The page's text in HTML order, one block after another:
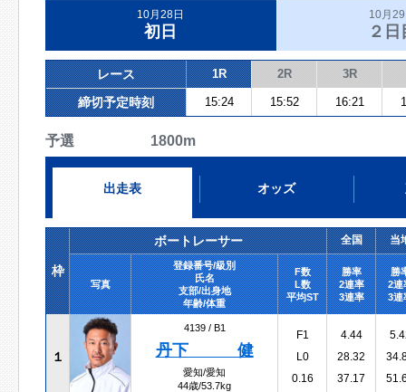
10月28日
初日
10月
２日
レース 1R 2R 3R
締切予定時刻 15:24 15:52 16:21
予選 1800m
出走表 オッズ
枠
ボートレーサー 全国 当
写真
登録番号/級別
氏名
支部/出身地
年齢/体重
F数
L数
平均ST
勝率
2連率
3連率
勝
2連
3連
１
4139 / B1
丹下 健
愛知/愛知
44歳/53.7kg
F1
L0
0.16
4.44
28.32
37.17